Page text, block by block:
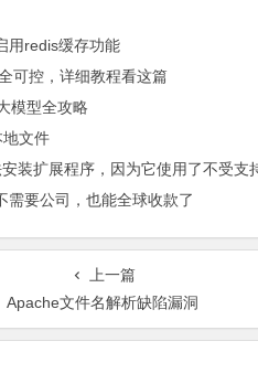
用redis缓存功能
可控，详细教程看这篇
模型全攻略
文件
装扩展程序，因为它使用了不受支
需要公司，也能全球收款了
上一篇
Apache文件名解析缺陷漏洞